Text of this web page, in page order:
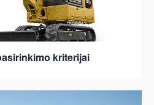
kriterijai